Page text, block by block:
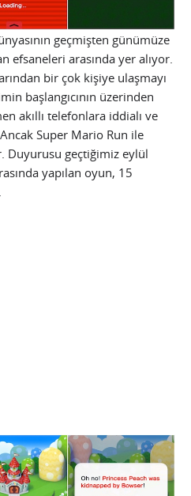
geçmişten günümüze
efsaneleri arasında yer alıyor.
bir çok kişiye ulaşmayı
başlangıcının üzerinden
akıllı telefonlara iddialı ve
Super Mario Run ile
Duyurusu geçtiğimiz eylül
yapılan oyun, 15